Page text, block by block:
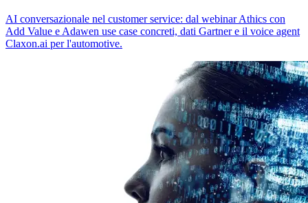
AI conversazionale nel customer service: dal webinar Athics con
Add Value e Adawen use case concreti, dati Gartner e il voice agent
Claxon.ai per l'automotive.